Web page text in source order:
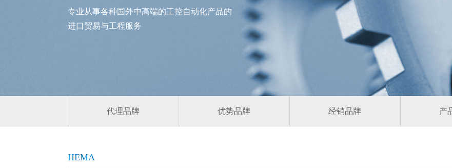
专业从事各种国外中高端的工控自动化产品的
进口贸易与工程服务
代理品牌 优势品牌 经销品牌 产
HEMA